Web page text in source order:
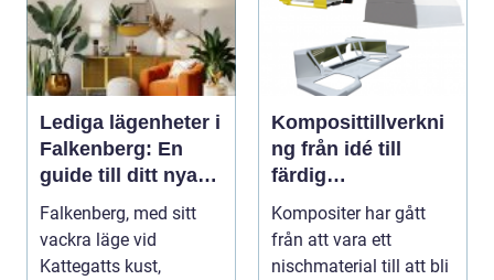
Lediga lägenheter i
Falkenberg: En
guide till ditt nya
hem
Falkenberg, med sitt
vackra läge vid
Kattegatts kust,
Komposittillverkni
ng från idé till
färdig
högpresterande
produkt
Kompositer har gått
från att vara ett
nischmaterial till att bli